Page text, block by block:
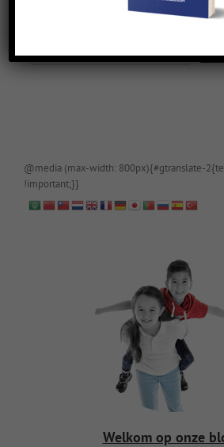
@media (max-width: 800px){#gtranslate-
!important;}}
Welkom op onze